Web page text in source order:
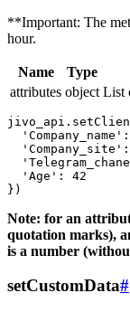
**Important: The
hour.
Name Type
attributes object List
  'Age': 42
Note: for an
quotation marks),
is a number
setCustomData#